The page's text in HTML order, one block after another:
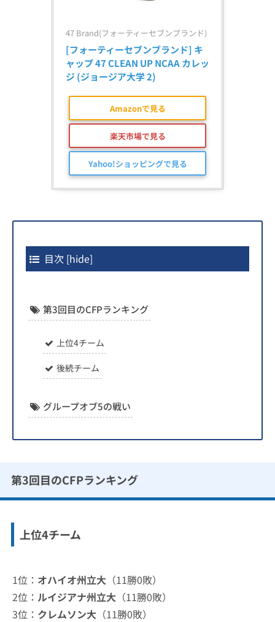
47 Brand(フォーティーセブンブランド)
[フォーティーセブンブランド] キ
ャップ 47 CLEAN UP NCAA カレッ
ジ (ジョージア大学 2)
Amazonで見る
楽天市場で見る
Yahoo!ショッピングで見る
目次 [hide]
第3回目のCFPランキング
上位4チーム
後続チーム
グループオブ5の戦い
第3回目のCFPランキング
上位4チーム
1位： オハイオ州立大 （11勝0敗）
2位： ルイジアナ州立大 （11勝0敗）
3位： クレムソン大 （11勝0敗）